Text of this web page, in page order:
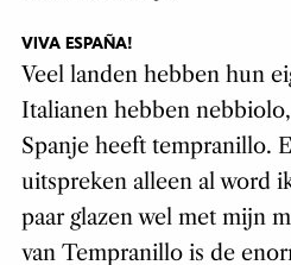
VIVA ESPAÑA!
Veel landen hebben hun
Italianen hebben
Spanje heeft tempranillo.
uitspreken alleen al word
paar glazen wel met mijn
van Tempranillo is de